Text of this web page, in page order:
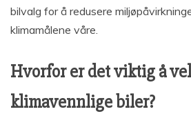
bilvalg for å redusere
klimamålene våre.
Hvorfor er det viktig å
klimavennlige biler?